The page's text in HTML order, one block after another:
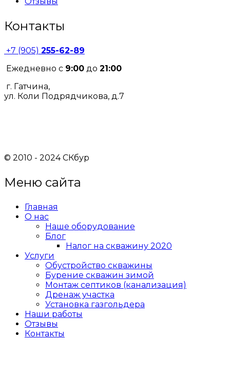
Контакты
+7 (905) 255-62-89
Ежедневно с 9:00 до 21:00
г. Гатчина,
ул. Коли Подрядчикова, д.7
© 2010 - 2024 СКбур
Меню сайта
Главная
О нас
Наше оборудование
Блог
Налог на скважину 2020
Услуги
Обустройство скважины
Бурение скважин зимой
Монтаж септиков (канализация)
Дренаж участка
Установка газгольдера
Наши работы
Отзывы
Контакты